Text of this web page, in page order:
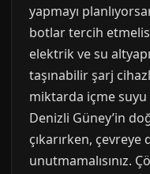
yapmayı
botlar tercih
elektrik ve su
taşınabilir şarj
miktarda içme
Denizli Güney’in
çıkarırken, çevreye
unutmamalısınız.